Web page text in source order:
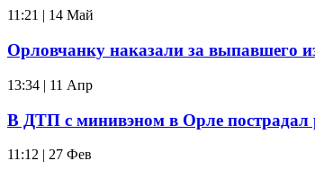
11:21 | 14 Май
Орловчанку наказали за выпавшего
13:34 | 11 Апр
В ДТП с минивэном в Орле пострадал
11:12 | 27 Фев